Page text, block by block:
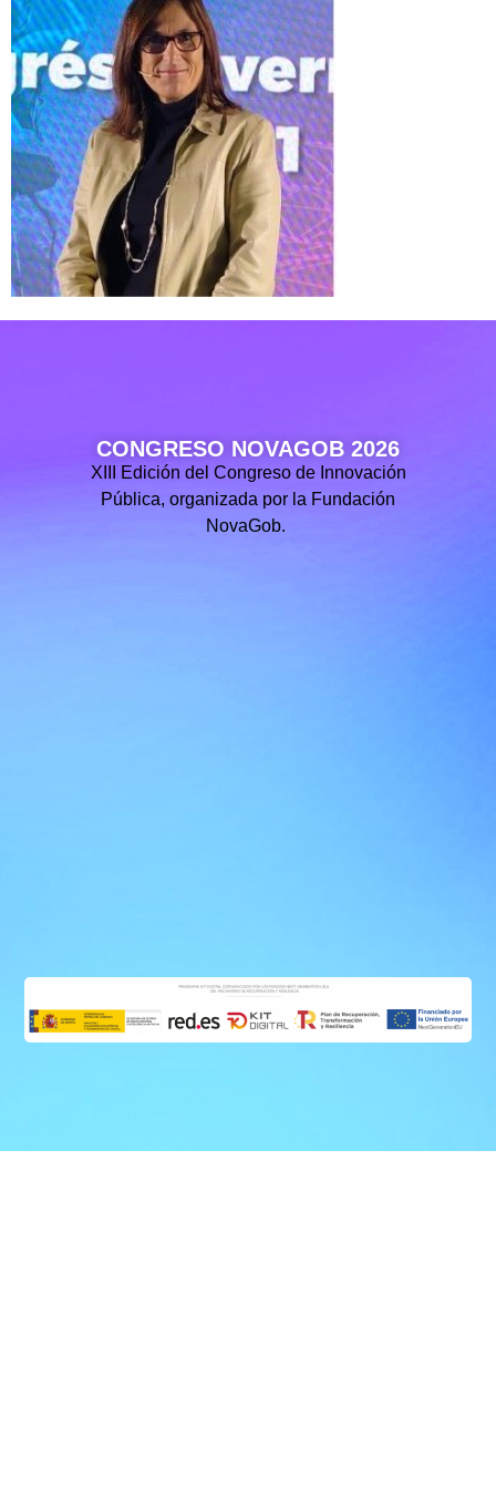
CONGRESO NOVAGOB 2026
XIII Edición del Congreso de Innovación
Pública, organizada por la Fundación
NovaGob.